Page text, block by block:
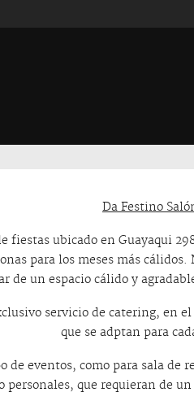
ubicado en Guayaqui
para los meses más
de un espacio cálido y
servicio de catering, en
que se adptan para
eventos, como para sala
personales, que requieran de